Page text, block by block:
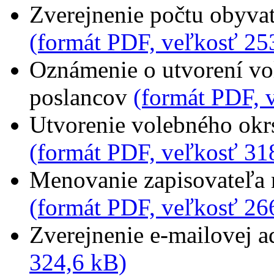
Zverejnenie počtu
(formát PDF, veľkosť
Oznámenie o utvorení
poslancov (formát PDF,
Utvorenie volebného
(formát PDF, veľkosť
Menovanie
(formát PDF, veľkosť
Zverejnenie e-mailovej
324,6 kB)